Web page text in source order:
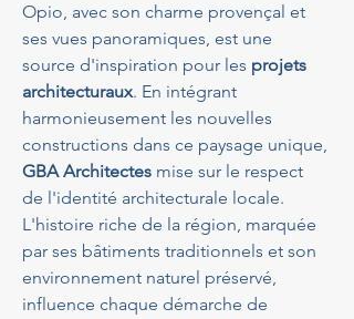
Opio, avec son charme provençal et
ses vues panoramiques, est une
source d'inspiration pour les projets
architecturaux. En intégrant
harmonieusement les nouvelles
constructions dans ce paysage unique,
GBA Architectes mise sur le respect
de l'identité architecturale locale.
L'histoire riche de la région, marquée
par ses bâtiments traditionnels et son
environnement naturel préservé,
influence chaque démarche de